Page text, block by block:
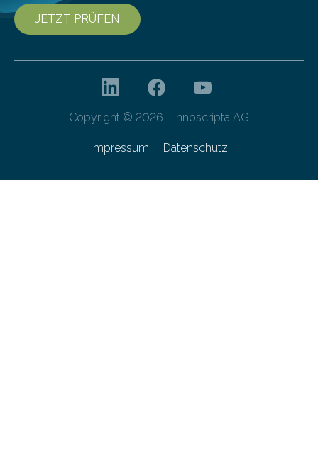
JETZT PRÜFEN
Copyright © 2026 - innoscripta AG
Impressum Datenschutz